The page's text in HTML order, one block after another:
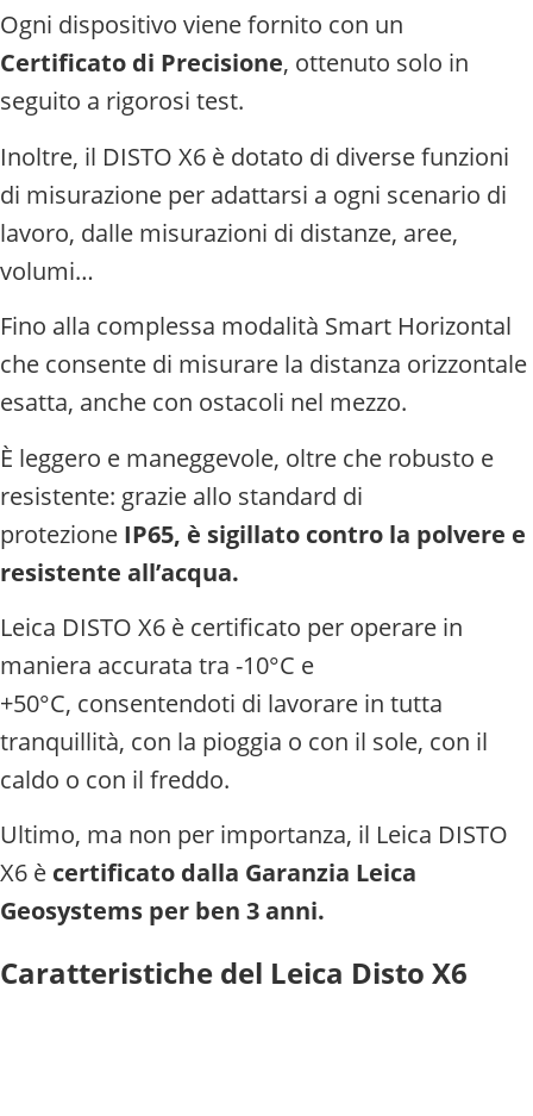
Ogni dispositivo viene fornito con un
Certificato di Precisione, ottenuto solo in
seguito a rigorosi test.
Inoltre, il DISTO X6 è dotato di diverse funzioni
di misurazione per adattarsi a ogni scenario di
lavoro, dalle misurazioni di distanze, aree,
volumi…
Fino alla complessa modalità Smart Horizontal
che consente di misurare la distanza orizzontale
esatta, anche con ostacoli nel mezzo.
È leggero e maneggevole, oltre che robusto e
resistente: grazie allo standard di
protezione IP65, è sigillato contro la polvere e
resistente all’acqua.
Leica DISTO X6 è certificato per operare in
maniera accurata tra -10°C e
+50°C, consentendoti di lavorare in tutta
tranquillità, con la pioggia o con il sole, con il
caldo o con il freddo.
Ultimo, ma non per importanza, il Leica DISTO
X6 è certificato dalla Garanzia Leica
Geosystems per ben 3 anni.
Caratteristiche del Leica Disto X6